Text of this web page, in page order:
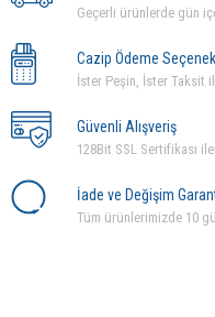
Geçerli ürünlerde gün
Cazip Ödeme
İster Peşin, İster Taksit
Güvenli Alışveriş
128Bit SSL Sertifikası
İade ve Değişim
Tüm ürünlerimizde 10